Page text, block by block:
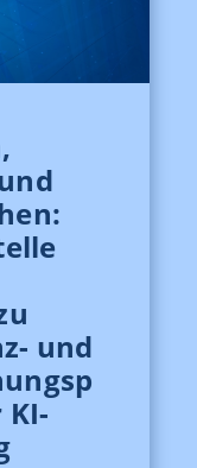
und